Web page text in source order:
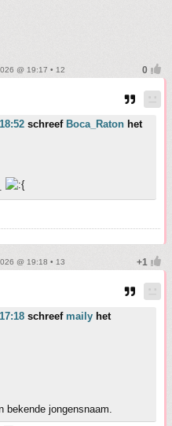
@ 19:17 • 12
schreef Boca_Raton het
@ 19:18 • 13
schreef maily het
bekende jongensnaam.